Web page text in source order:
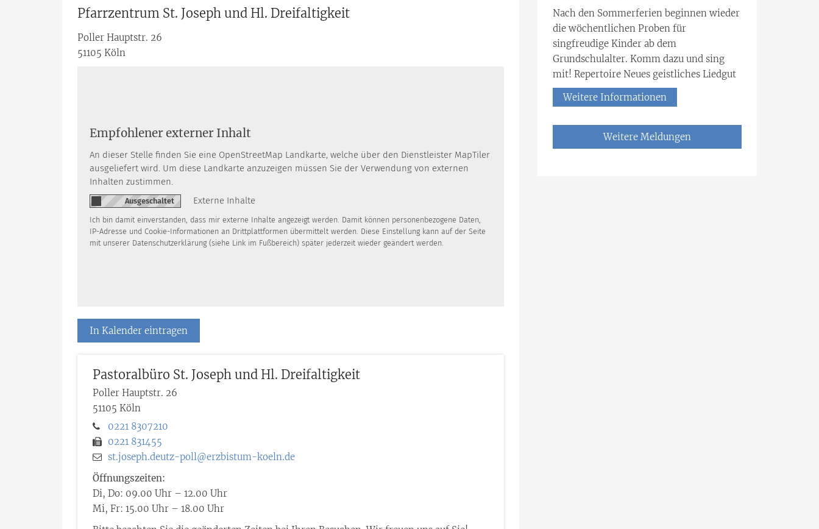
Pfarrzentrum St. Joseph und Hl. Dreifaltigkeit
Poller Hauptstr. 26
51105 Köln
Empfohlener externer Inhalt
An dieser Stelle finden Sie eine OpenStreetMap Landkarte, welche über den Dienstleister MapTiler
ausgeliefert wird. Um diese Landkarte anzuzeigen müssen Sie der Verwendung von externen
Inhalten zustimmen.
Externe Inhalte
Ich bin damit einverstanden, dass mir externe Inhalte angezeigt werden. Damit können personenbezogene Daten,
IP-Adresse und Cookie-Informationen an Drittplattformen übermittelt werden. Diese Einstellung kann auf der Seite
mit unserer Datenschutzerklärung (siehe Link im Fußbereich) später jederzeit wieder geändert werden.
In Kalender eintragen
Pastoralbüro St. Joseph und Hl. Dreifaltigkeit
Poller Hauptstr. 26
51105 Köln
0221 8307210
0221 831455
st.joseph.deutz-poll@erzbistum-koeln.de
Öffnungszeiten:
Di, Do: 09.00 Uhr – 12.00 Uhr
Mi, Fr: 15.00 Uhr – 18.00 Uhr
Nach den Sommerferien beginnen wieder
die wöchentlichen Proben für
singfreudige Kinder ab dem
Grundschulalter. Komm dazu und sing
mit! Repertoire Neues geistliches Liedgut
Weitere Informationen
Weitere Meldungen